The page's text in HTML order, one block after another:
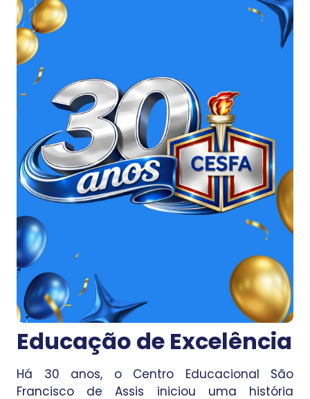
Educação de Excelência
Há 30 anos, o Centro Educacional São
Francisco de Assis iniciou uma história